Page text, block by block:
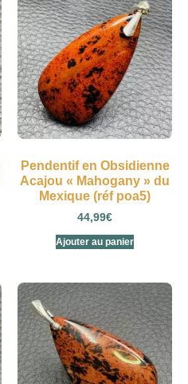
Pendentif en Obsidienne
Acajou « Mahogany » du
Mexique (réf poa5)
44,99€
Ajouter au panier